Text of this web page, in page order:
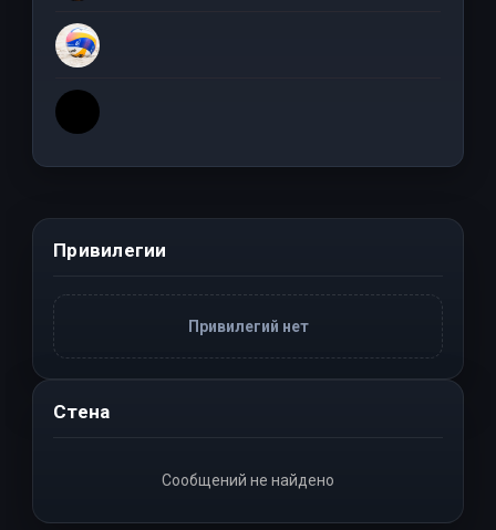
Привилегии
Привилегий нет
Стена
Сообщений не найдено